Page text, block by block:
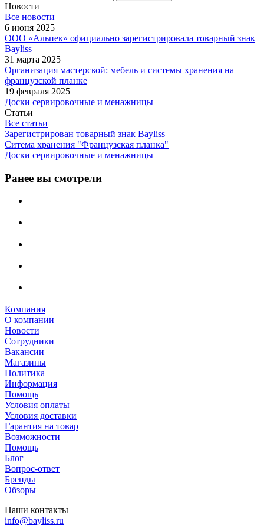
Новости
Все новости
6 июня 2025
ООО «Альпек» официально зарегистрировала товарный знак
Bayliss
31 марта 2025
Организация мастерской: мебель и системы хранения на
французской планке
19 февраля 2025
Доски сервировочные и менажницы
Статьи
Все статьи
Зарегистрирован товарный знак Bayliss
Ситема хранения "Французская планка"
Доски сервировочные и менажницы
Ранее вы смотрели
Компания
О компании
Новости
Сотрудники
Вакансии
Магазины
Политика
Информация
Помощь
Условия оплаты
Условия доставки
Гарантия на товар
Возможности
Помощь
Блог
Вопрос-ответ
Бренды
Обзоры
Наши контакты
info@bayliss.ru